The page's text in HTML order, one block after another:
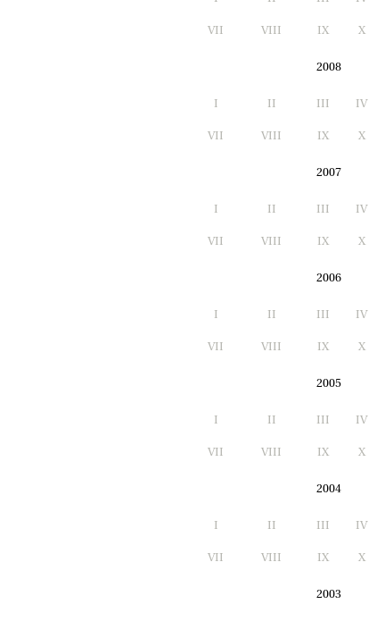
VII VIII IX X
2008
I II III IV
VII VIII IX X
2007
I II III IV
VII VIII IX X
2006
I II III IV
VII VIII IX X
2005
I II III IV
VII VIII IX X
2004
I II III IV
VII VIII IX X
2003